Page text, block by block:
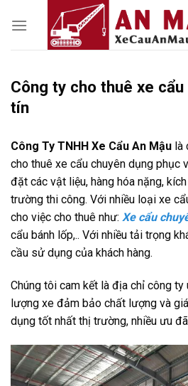
Công ty cho thuê xe
tín
Công Ty TNHH Xe Cẩu An Mậu là
cho thuê xe cẩu chuyên dụng phục
đặt các vật liệu, hàng hóa nặng,
trường thi công. Với nhiều loại xe
cho việc cho thuê như: Xe cẩu
cẩu bánh lốp,.. Với nhiều tải trọng
cầu sử dụng của khách hàng.
Chúng tôi cam kết là địa chỉ công
lượng xe đảm bảo chất lượng và
dụng tốt nhất thị trường, nhiều ưu